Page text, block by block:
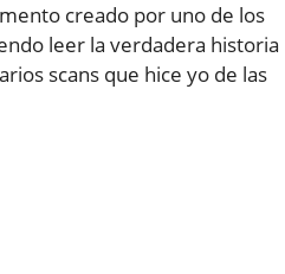
creado por uno de los
leer la verdadera historia
scans que hice yo de las